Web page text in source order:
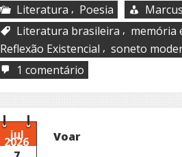
Literatura , Poesia
Literatura brasileira , memória
Reflexão Existencial , soneto
1 comentário
Traços
mnêmicos
jul
2026
Voar